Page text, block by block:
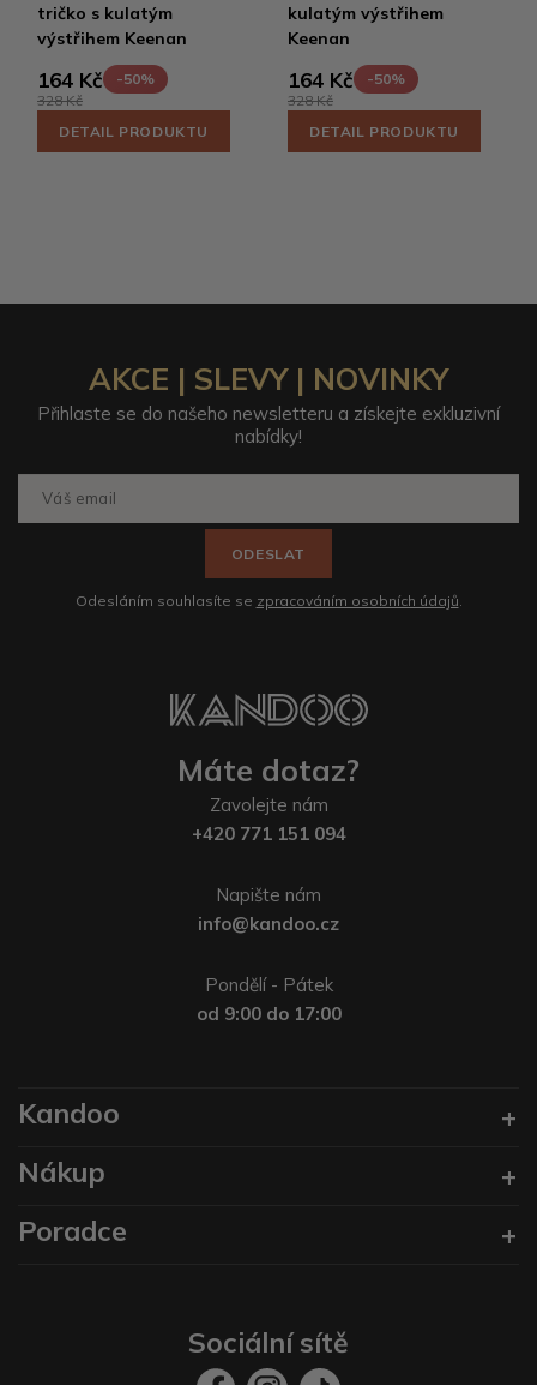
tričko s kulatým
výstřihem Keenan
164 Kč
-50%
328 Kč
DETAIL PRODUKTU
kulatým výstřihem
Keenan
164 Kč
-50%
328 Kč
DETAIL PRODUKTU
AKCE | SLEVY | NOVINKY
Přihlaste se do našeho newsletteru a získejte exkluzivní
nabídky!
ODESLAT
Odesláním souhlasíte se zpracováním osobních údajů
Máte dotaz?
Zavolejte nám
+420 771 151 094
Napište nám
info@kandoo.cz
Pondělí - Pátek
od 9:00 do 17:00
Kandoo
Nákup
Poradce
Sociální sítě